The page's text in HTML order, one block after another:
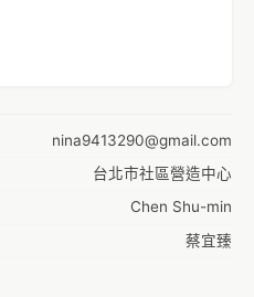
nina9413290@gmail.com
台北市社區營造中心
Chen Shu-min
蔡宜臻